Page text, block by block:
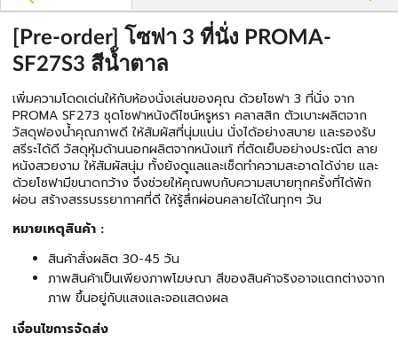
[Pre-order] โซฟา 3 ที่นั่ง PROMA-
SF27S3 สีน้ำตาล
เพิ่มความโดดเด่นให้กับห้องนั่งเล่นของคุณ ด้วยโซฟา 3 ที่นั่ง จาก
PROMA SF273 ชุดโซฟาหนังดีไซน์หรูหรา คลาสสิก ตัวเบาะผลิตจาก
วัสดุฟองน้ำคุณภาพดี ให้สัมผัสที่นุ่มแน่น นั่งได้อย่างสบาย และรองรับ
สรีระได้ดี วัสดุหุ้มด้านนอกผลิตจากหนังแท้ ที่ตัดเย็บอย่างประณีต ลาย
หนังสวยงาม ให้สัมผัสนุ่ม ทั้งยังดูแลและเช็ดทำความสะอาดได้ง่าย และ
ด้วยโซฟามีขนาดกว้าง จึงช่วยให้คุณพบกับความสบายทุกครั้งที่ได้พัก
ผ่อน สร้างสรรบรรยากาศที่ดี ให้รู้สึกผ่อนคลายได้ในทุกๆ วัน
หมายเหตุสินค้า :
สินค้าสั่งผลิต 30-45 วัน
ภาพสินค้าเป็นเพียงภาพโฆษณา สีของสินค้าจริงอาจแตกต่างจาก
ภาพ ขึ้นอยู่กับแสงและจอแสดงผล
เงื่อนไขการจัดส่ง